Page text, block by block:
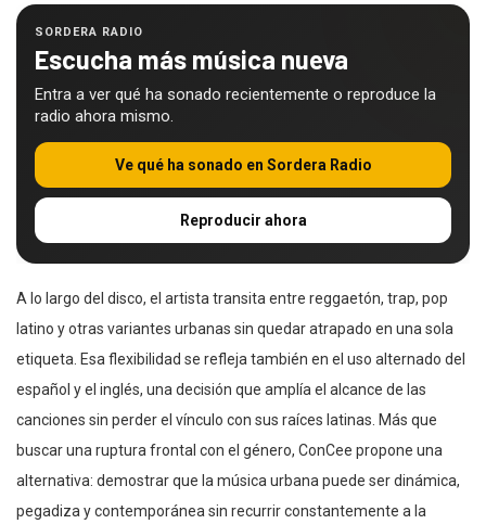
SORDERA RADIO
Escucha más música nueva
Entra a ver qué ha sonado recientemente o reproduce la
radio ahora mismo.
Ve qué ha sonado en Sordera Radio
Reproducir ahora
A lo largo del disco, el artista transita entre reggaetón, trap, pop
latino y otras variantes urbanas sin quedar atrapado en una sola
etiqueta. Esa flexibilidad se refleja también en el uso alternado del
español y el inglés, una decisión que amplía el alcance de las
canciones sin perder el vínculo con sus raíces latinas. Más que
buscar una ruptura frontal con el género, ConCee propone una
alternativa: demostrar que la música urbana puede ser dinámica,
pegadiza y contemporánea sin recurrir constantemente a la